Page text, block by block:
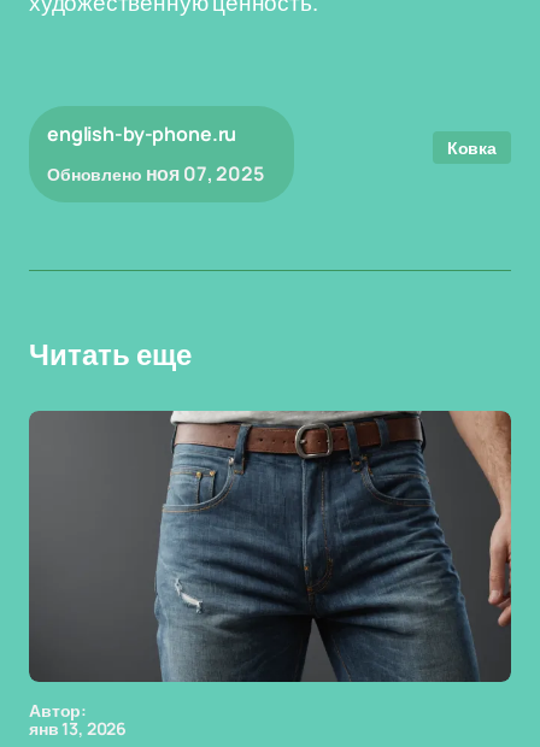
english-by-phone.ru
Обновлено ноя 07, 2025
Ковка
Читать еще
Автор:
янв 13, 2026